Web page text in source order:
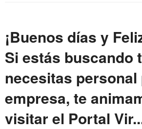
¡Buenos días y
Si estás buscando
necesitas personal
empresa, te
visitar el Portal